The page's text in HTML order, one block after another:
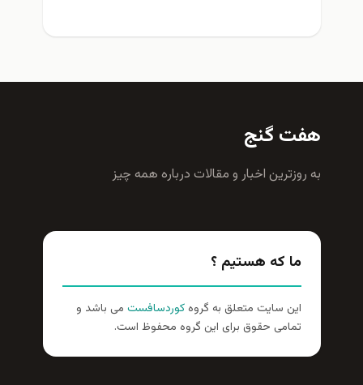
هفت گنج
به روزترين اخبار و مقالات درباره همه چيز
ما که هستیم ؟
این سایت متعلق به گروهکوردسافست می باشد و
تمامی حقوق برای این گروه محفوظ است.